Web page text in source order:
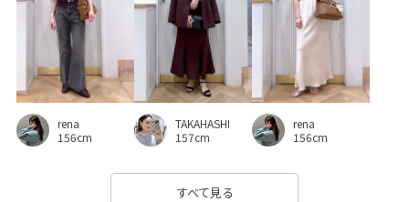
デイリー使い デザインがポイント ドレープ感
ニット ニュアンスがある パンツにもスカートにも
パンプス ビスチェ ピンタック フェミニン
フォーマル フォーマルシーン ブラウス
プリントTシャツ ベルト ベーシック ペプラム
rena
156cm
TAKAHASHI
157cm
rena
156cm
すべて見る